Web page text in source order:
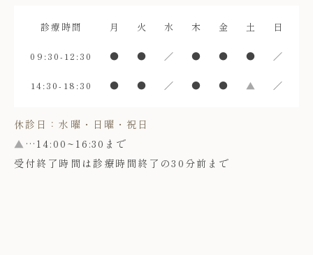
診療時間 月 火 水 木 金 土 日
09:30-12:30 ● ● ／ ● ● ● ／
14:30-18:30 ● ● ／ ● ● ▲ ／
休診日：水曜・日曜・祝日
▲ …14:00~16:30まで
受付終了時間は診療時間終了の30分前まで